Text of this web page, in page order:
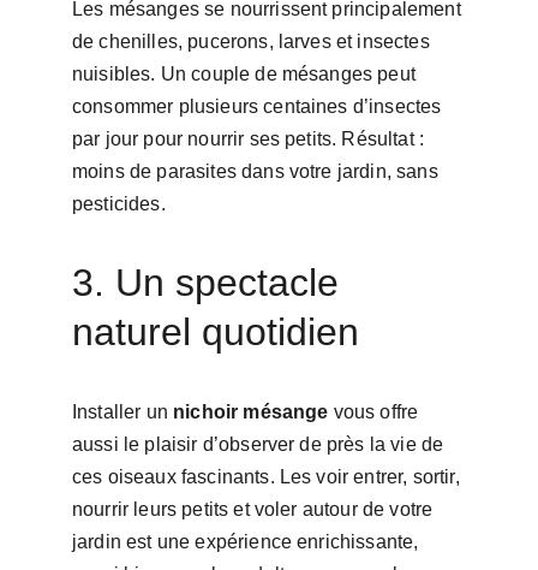
Les mésanges se nourrissent principalement
de chenilles, pucerons, larves et insectes
nuisibles. Un couple de mésanges peut
consommer plusieurs centaines d’insectes
par jour pour nourrir ses petits. Résultat :
moins de parasites dans votre jardin, sans
pesticides.
3. Un spectacle
naturel quotidien
Installer un nichoir mésange vous offre
aussi le plaisir d’observer de près la vie de
ces oiseaux fascinants. Les voir entrer, sortir,
nourrir leurs petits et voler autour de votre
jardin est une expérience enrichissante,